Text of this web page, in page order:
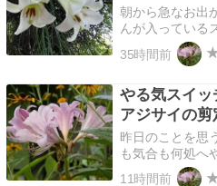
朝から急なお出
んが入っている
何時ものスーパ
物後（お茶ほか
35時間前 ★
やる気スイッ
アジサイの
て欲しいね
昨日のことを思
も気合も何処へ
ビ余り咲くこと
11時間前 ★